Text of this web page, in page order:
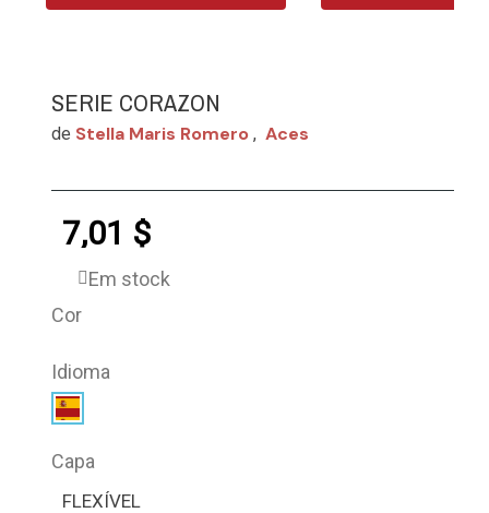
SERIE CORAZON
de Stella Maris Romero , Aces
7,01 $
Em stock
Cor
Idioma
Capa
FLEXÍVEL